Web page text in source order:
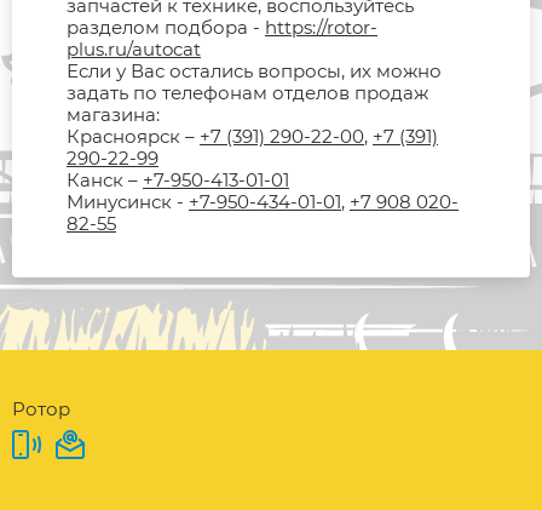
запчастей к технике, воспользуйтесь
разделом подбора - https://rotor-
plus.ru/autocat
Если у Вас остались вопросы, их можно
задать по телефонам отделов продаж
магазина:
Красноярск – +7 (391) 290-22-00, +7 (391)
290-22-99
Канск – +7-950-413-01-01
Минусинск - +7-950-434-01-01, +7 908 020-
82-55
Ротор